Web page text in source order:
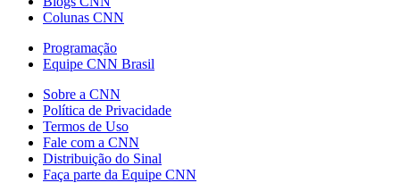
Colunas CNN
Programação
Equipe CNN Brasil
Sobre a CNN
Política de Privacidade
Termos de Uso
Fale com a CNN
Distribuição do Sinal
Faça parte da Equipe CNN